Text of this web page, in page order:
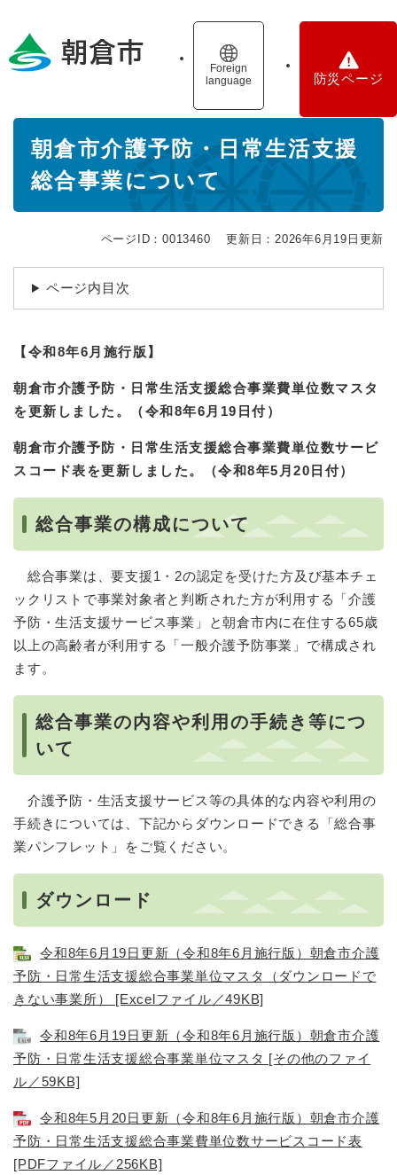
の
Foreign
language
防災ページ
朝倉市介護予防・日常生活支援
総合事業について
ページID：0013460 更新日：2026年6月19日更新
ページ内目次
【令和8年6月施行版】
朝倉市介護予防・日常生活支援総合事業費単位数マスタ
を更新しました。（令和8年6月19日付）
朝倉市介護予防・日常生活支援総合事業費単位数サービ
スコード表を更新しました。（令和8年5月20日付）
総合事業の構成について
総合事業は、要支援1・2の認定を受けた方及び基本チェ
ックリストで事業対象者と判断された方が利用する「介護
予防・生活支援サービス事業」と朝倉市内に在住する65歳
以上の高齢者が利用する「一般介護予防事業」で構成され
ます。
総合事業の内容や利用の手続き等につ
いて
介護予防・生活支援サービス等の具体的な内容や利用の
手続きについては、下記からダウンロードできる「総合事
業パンフレット」をご覧ください。
ダウンロード
令和8年6月19日更新（令和8年6月施行版）朝倉市介護
予防・日常生活支援総合事業単位マスタ（ダウンロードで
きない事業所） [Excelファイル／49KB]
令和8年6月19日更新（令和8年6月施行版）朝倉市介護
予防・日常生活支援総合事業単位マスタ [その他のファイ
ル／59KB]
令和8年5月20日更新（令和8年6月施行版）朝倉市介護
予防・日常生活支援総合事業費単位数サービスコード表
[PDFファイル／256KB]